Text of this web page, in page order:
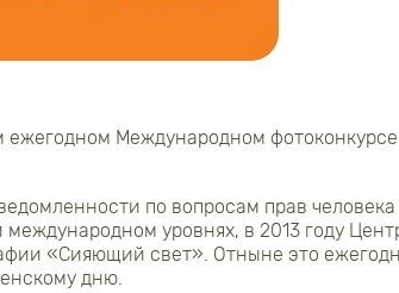
ежегодном Международном
по вопросам прав
уровнях, в 2013 году
«Сияющий свет». Отныне это
дню.